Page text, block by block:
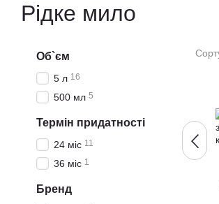
Рідке мило
Об`єм
5 л 16
500 мл 5
Термін придатності
24 міс 11
36 міс 1
Бренд